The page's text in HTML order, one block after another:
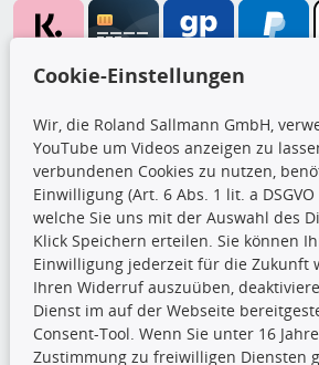
Wir versenden mit
CARAT Gruppe
Folge uns
Cookie-Einstellungen
Wir, die Roland Sallmann GmbH,
YouTube um Videos anzeigen zu
verbundenen Cookies zu nutzen,
Einwilligung (Art. 6 Abs. 1 lit. a DSGVO
welche Sie uns mit der Auswahl des
Klick Speichern erteilen. Sie können
Einwilligung jederzeit für die Zukunft
Ihren Widerruf auszuüben,
Dienst im auf der Webseite
Consent-Tool. Wenn Sie unter 16
Zustimmung zu freiwilligen Diensten